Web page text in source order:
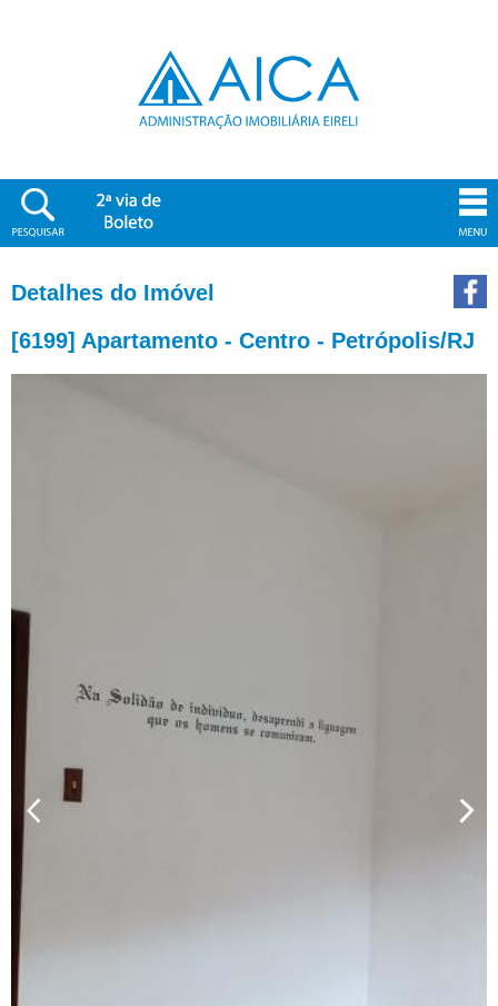
Detalhes do Imóvel
[6199] Apartamento - Centro - Petrópolis/RJ